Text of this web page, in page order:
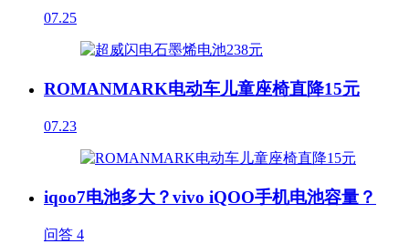
07.25
ROMANMARK电动车儿童座椅直降15元
07.23
iqoo7电池多大？vivo iQOO手机电池容量？
问答 4